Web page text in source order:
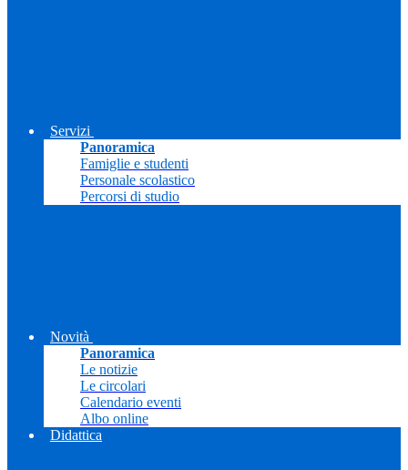
Servizi
Panoramica
Famiglie e studenti
Personale scolastico
Percorsi di studio
Novità
Panoramica
Le notizie
Le circolari
Calendario eventi
Albo online
Didattica